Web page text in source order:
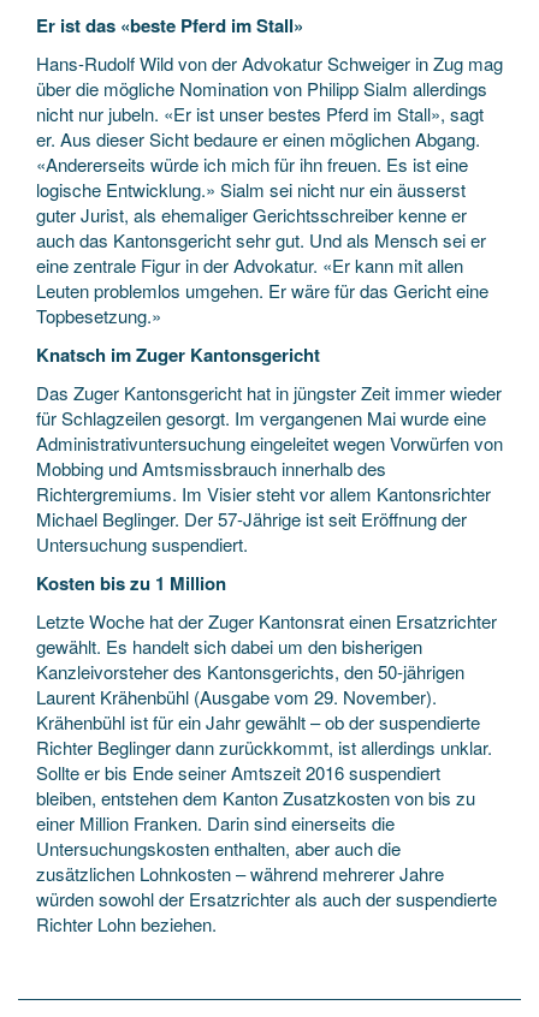
Er ist das «beste Pferd im Stall»
Hans-Rudolf Wild von der Advokatur Schweiger in Zug mag
über die mögliche Nomination von Philipp Sialm allerdings
nicht nur jubeln. «Er ist unser bestes Pferd im Stall», sagt
er. Aus dieser Sicht bedaure er einen möglichen Abgang.
«Andererseits würde ich mich für ihn freuen. Es ist eine
logische Entwicklung.» Sialm sei nicht nur ein äusserst
guter Jurist, als ehemaliger Gerichtsschreiber kenne er
auch das Kantonsgericht sehr gut. Und als Mensch sei er
eine zentrale Figur in der Advokatur. «Er kann mit allen
Leuten problemlos umgehen. Er wäre für das Gericht eine
Topbesetzung.»
Knatsch im Zuger Kantonsgericht
Das Zuger Kantonsgericht hat in jüngster Zeit immer wieder
für Schlagzeilen gesorgt. Im vergangenen Mai wurde eine
Administrativuntersuchung eingeleitet wegen Vorwürfen von
Mobbing und Amtsmissbrauch innerhalb des
Richtergremiums. Im Visier steht vor allem Kantonsrichter
Michael Beglinger. Der 57-Jährige ist seit Eröffnung der
Untersuchung suspendiert.
Kosten bis zu 1 Million
Letzte Woche hat der Zuger Kantonsrat einen Ersatzrichter
gewählt. Es handelt sich dabei um den bisherigen
Kanzleivorsteher des Kantonsgerichts, den 50-jährigen
Laurent Krähenbühl (Ausgabe vom 29. November).
Krähenbühl ist für ein Jahr gewählt – ob der suspendierte
Richter Beglinger dann zurückkommt, ist allerdings unklar.
Sollte er bis Ende seiner Amtszeit 2016 suspendiert
bleiben, entstehen dem Kanton Zusatzkosten von bis zu
einer Million Franken. Darin sind einerseits die
Untersuchungskosten enthalten, aber auch die
zusätzlichen Lohnkosten – während mehrerer Jahre
würden sowohl der Ersatzrichter als auch der suspendierte
Richter Lohn beziehen.